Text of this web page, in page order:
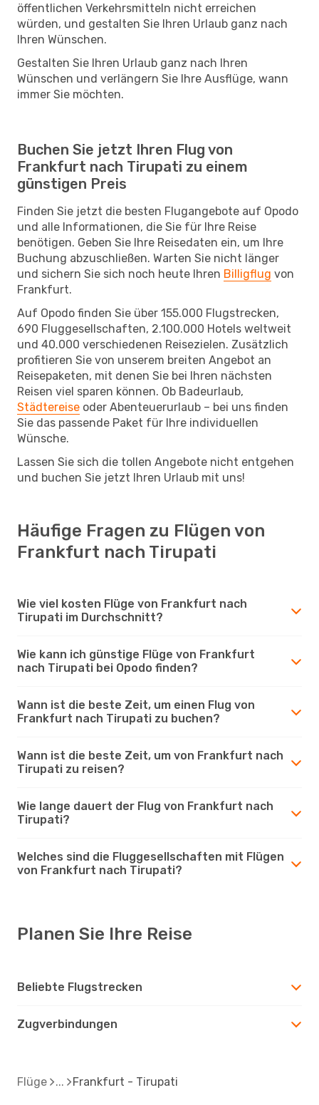
öffentlichen Verkehrsmitteln nicht erreichen
würden, und gestalten Sie Ihren Urlaub ganz nach
Ihren Wünschen.
Gestalten Sie Ihren Urlaub ganz nach Ihren
Wünschen und verlängern Sie Ihre Ausflüge, wann
immer Sie möchten.
Buchen Sie jetzt Ihren Flug von
Frankfurt nach Tirupati zu einem
günstigen Preis
Finden Sie jetzt die besten Flugangebote auf Opodo
und alle Informationen, die Sie für Ihre Reise
benötigen. Geben Sie Ihre Reisedaten ein, um Ihre
Buchung abzuschließen. Warten Sie nicht länger
und sichern Sie sich noch heute Ihren Billigflug von
Frankfurt.
Auf Opodo finden Sie über 155.000 Flugstrecken,
690 Fluggesellschaften, 2.100.000 Hotels weltweit
und 40.000 verschiedenen Reisezielen. Zusätzlich
profitieren Sie von unserem breiten Angebot an
Reisepaketen, mit denen Sie bei Ihren nächsten
Reisen viel sparen können. Ob Badeurlaub,
Städtereise oder Abenteuerurlaub – bei uns finden
Sie das passende Paket für Ihre individuellen
Wünsche.
Lassen Sie sich die tollen Angebote nicht entgehen
und buchen Sie jetzt Ihren Urlaub mit uns!
Häufige Fragen zu Flügen von
Frankfurt nach Tirupati
Wie viel kosten Flüge von Frankfurt nach
Tirupati im Durchschnitt?
Wie kann ich günstige Flüge von Frankfurt
nach Tirupati bei Opodo finden?
Wann ist die beste Zeit, um einen Flug von
Frankfurt nach Tirupati zu buchen?
Wann ist die beste Zeit, um von Frankfurt nach
Tirupati zu reisen?
Wie lange dauert der Flug von Frankfurt nach
Tirupati?
Welches sind die Fluggesellschaften mit Flügen
von Frankfurt nach Tirupati?
Planen Sie Ihre Reise
Beliebte Flugstrecken
Zugverbindungen
Flüge Frankfurt - Tirupati